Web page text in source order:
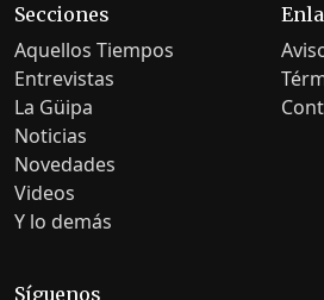
Secciones
Aquellos Tiempos
Entrevistas
La Güipa
Noticias
Novedades
Videos
Y lo demás
Síguenos